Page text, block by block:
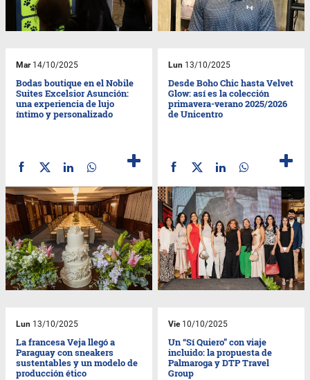
Mar14/10/2025
Bodas boutique en el Nobile
Suites Excelsior Asunción:
una experiencia de lujo
íntimo y personalizado
Lun 13/10/2025
Desde Boho Chic hasta Velvet
Glow: así es la colección
primavera-verano 2025/2026
de Unicentro
Lun 13/10/2025
La francesa Veja llegó a
Paraguay con sneakers
sustentables y un modelo de
producción ético
Vie10/10/2025
Un “Sí Quiero” con viaje
incluido: la propuesta de
Palmaroga y DTP Travel
Group